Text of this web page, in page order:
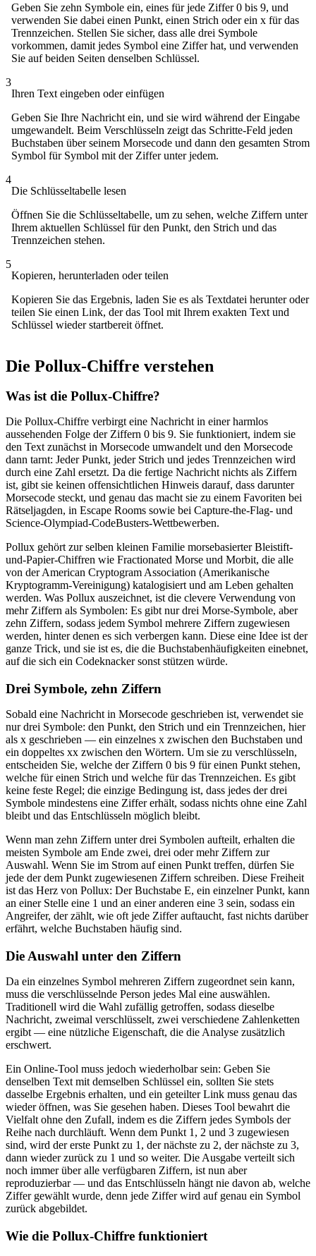
Geben Sie zehn Symbole ein, eines für jede Ziffer 0 bis 9, und
verwenden Sie dabei einen Punkt, einen Strich oder ein x für das
Trennzeichen. Stellen Sie sicher, dass alle drei Symbole
vorkommen, damit jedes Symbol eine Ziffer hat, und verwenden
Sie auf beiden Seiten denselben Schlüssel.
3
Ihren Text eingeben oder einfügen
Geben Sie Ihre Nachricht ein, und sie wird während der Eingabe
umgewandelt. Beim Verschlüsseln zeigt das Schritte-Feld jeden
Buchstaben über seinem Morsecode und dann den gesamten Strom
Symbol für Symbol mit der Ziffer unter jedem.
4
Die Schlüsseltabelle lesen
Öffnen Sie die Schlüsseltabelle, um zu sehen, welche Ziffern unter
Ihrem aktuellen Schlüssel für den Punkt, den Strich und das
Trennzeichen stehen.
5
Kopieren, herunterladen oder teilen
Kopieren Sie das Ergebnis, laden Sie es als Textdatei herunter oder
teilen Sie einen Link, der das Tool mit Ihrem exakten Text und
Schlüssel wieder startbereit öffnet.
Die Pollux-Chiffre verstehen
Was ist die Pollux-Chiffre?
Die Pollux-Chiffre verbirgt eine Nachricht in einer harmlos
aussehenden Folge der Ziffern 0 bis 9. Sie funktioniert, indem sie
den Text zunächst in Morsecode umwandelt und den Morsecode
dann tarnt: Jeder Punkt, jeder Strich und jedes Trennzeichen wird
durch eine Zahl ersetzt. Da die fertige Nachricht nichts als Ziffern
ist, gibt sie keinen offensichtlichen Hinweis darauf, dass darunter
Morsecode steckt, und genau das macht sie zu einem Favoriten bei
Rätseljagden, in Escape Rooms sowie bei Capture-the-Flag- und
Science-Olympiad-CodeBusters-Wettbewerben.
Pollux gehört zur selben kleinen Familie morsebasierter Bleistift-
und-Papier-Chiffren wie Fractionated Morse und Morbit, die alle
von der American Cryptogram Association (Amerikanische
Kryptogramm-Vereinigung) katalogisiert und am Leben gehalten
werden. Was Pollux auszeichnet, ist die clevere Verwendung von
mehr Ziffern als Symbolen: Es gibt nur drei Morse-Symbole, aber
zehn Ziffern, sodass jedem Symbol mehrere Ziffern zugewiesen
werden, hinter denen es sich verbergen kann. Diese eine Idee ist der
ganze Trick, und sie ist es, die die Buchstabenhäufigkeiten einebnet,
auf die sich ein Codeknacker sonst stützen würde.
Drei Symbole, zehn Ziffern
Sobald eine Nachricht in Morsecode geschrieben ist, verwendet sie
nur drei Symbole: den Punkt, den Strich und ein Trennzeichen, hier
als x geschrieben — ein einzelnes x zwischen den Buchstaben und
ein doppeltes xx zwischen den Wörtern. Um sie zu verschlüsseln,
entscheiden Sie, welche der Ziffern 0 bis 9 für einen Punkt stehen,
welche für einen Strich und welche für das Trennzeichen. Es gibt
keine feste Regel; die einzige Bedingung ist, dass jedes der drei
Symbole mindestens eine Ziffer erhält, sodass nichts ohne eine Zahl
bleibt und das Entschlüsseln möglich bleibt.
Wenn man zehn Ziffern unter drei Symbolen aufteilt, erhalten die
meisten Symbole am Ende zwei, drei oder mehr Ziffern zur
Auswahl. Wenn Sie im Strom auf einen Punkt treffen, dürfen Sie
jede der dem Punkt zugewiesenen Ziffern schreiben. Diese Freiheit
ist das Herz von Pollux: Der Buchstabe E, ein einzelner Punkt, kann
an einer Stelle eine 1 und an einer anderen eine 3 sein, sodass ein
Angreifer, der zählt, wie oft jede Ziffer auftaucht, fast nichts darüber
erfährt, welche Buchstaben häufig sind.
Die Auswahl unter den Ziffern
Da ein einzelnes Symbol mehreren Ziffern zugeordnet sein kann,
muss die verschlüsselnde Person jedes Mal eine auswählen.
Traditionell wird die Wahl zufällig getroffen, sodass dieselbe
Nachricht, zweimal verschlüsselt, zwei verschiedene Zahlenketten
ergibt — eine nützliche Eigenschaft, die die Analyse zusätzlich
erschwert.
Ein Online-Tool muss jedoch wiederholbar sein: Geben Sie
denselben Text mit demselben Schlüssel ein, sollten Sie stets
dasselbe Ergebnis erhalten, und ein geteilter Link muss genau das
wieder öffnen, was Sie gesehen haben. Dieses Tool bewahrt die
Vielfalt ohne den Zufall, indem es die Ziffern jedes Symbols der
Reihe nach durchläuft. Wenn dem Punkt 1, 2 und 3 zugewiesen
sind, wird der erste Punkt zu 1, der nächste zu 2, der nächste zu 3,
dann wieder zurück zu 1 und so weiter. Die Ausgabe verteilt sich
noch immer über alle verfügbaren Ziffern, ist nun aber
reproduzierbar — und das Entschlüsseln hängt nie davon ab, welche
Ziffer gewählt wurde, denn jede Ziffer wird auf genau ein Symbol
zurück abgebildet.
Wie die Pollux-Chiffre funktioniert